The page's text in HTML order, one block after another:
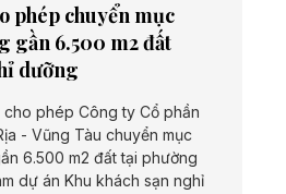
phép chuyển mục
gần 6.500 m2 đất
dưỡng
cho phép Công ty Cổ phần
- Vũng Tàu chuyển mục
6.500 m2 đất tại phường
dự án Khu khách sạn nghỉ